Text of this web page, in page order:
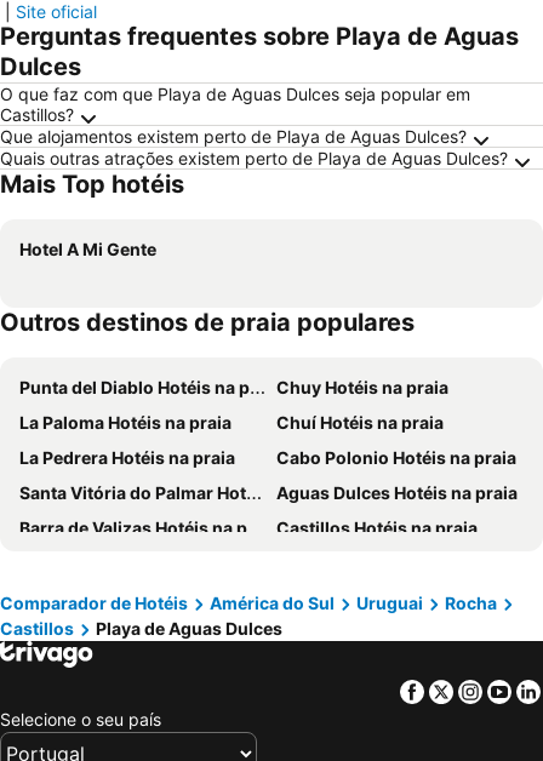
Site oficial
Perguntas frequentes sobre Playa de Aguas
Dulces
O que faz com que Playa de Aguas Dulces seja popular em
Castillos?
Que alojamentos existem perto de Playa de Aguas Dulces?
Quais outras atrações existem perto de Playa de Aguas Dulces?
Mais Top hotéis
Hotel A Mi Gente
Outros destinos de praia populares
Punta del Diablo Hotéis na praia
Chuy Hotéis na praia
La Paloma Hotéis na praia
Chuí Hotéis na praia
La Pedrera Hotéis na praia
Cabo Polonio Hotéis na praia
Santa Vitória do Palmar Hotéis na praia
Aguas Dulces Hotéis na praia
Barra de Valizas Hotéis na praia
Castillos Hotéis na praia
Aiguá Hotéis na praia
Comparador de Hotéis América do Sul Uruguai
Rocha
Castillos
Playa de Aguas Dulces
Facebook
Twitter
Selecione o seu país